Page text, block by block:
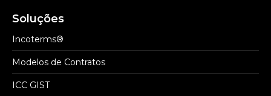
Soluções
Incoterms®
Modelos de Contratos
ICC GIST